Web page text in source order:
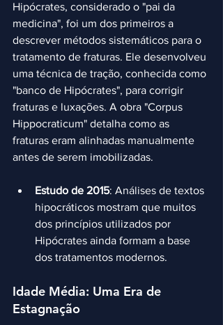
Hipócrates, considerado o "pai da
medicina", foi um dos primeiros a
descrever métodos sistemáticos para o
tratamento de fraturas. Ele desenvolveu
uma técnica de tração, conhecida como
"banco de Hipócrates", para corrigir
fraturas e luxações. A obra "Corpus
Hippocraticum" detalha como as
fraturas eram alinhadas manualmente
antes de serem imobilizadas.
Estudo de 2015: Análises de textos
hipocráticos mostram que muitos
dos princípios utilizados por
Hipócrates ainda formam a base
dos tratamentos modernos.
Idade Média: Uma Era de
Estagnação